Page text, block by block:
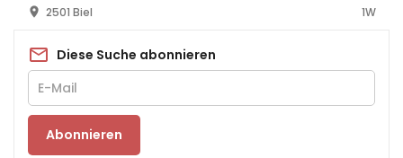
2501 Biel 1W
Diese Suche abonnieren
Abonnieren